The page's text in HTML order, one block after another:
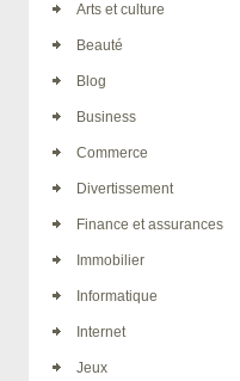
Arts et culture
Beauté
Blog
Business
Commerce
Divertissement
Finance et assurances
Immobilier
Informatique
Internet
Jeux